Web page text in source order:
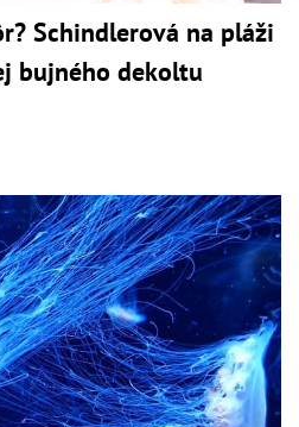
Schindlerová na pláži
bujného dekoltu